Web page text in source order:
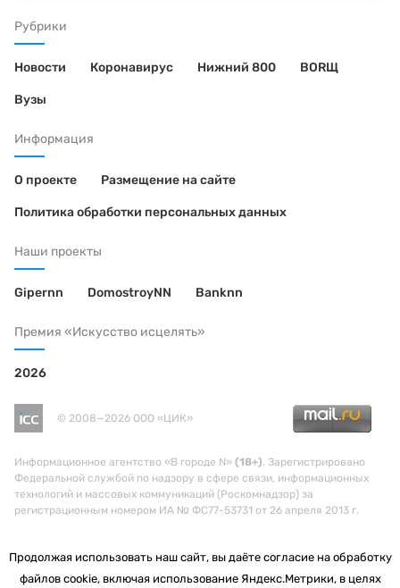
Рубрики
Новости Коронавирус Нижний 800 BORЩ
Вузы
Информация
О проекте Размещение на сайте
Политика обработки персональных данных
Наши проекты
Gipernn DomostroyNN Banknn
Премия «Искусство исцелять»
2026
© 2008—2026 ООО «ЦИК»
Информационное агентство «В городе N» (18+). Зарегистрировано
Федеральной службой по надзору в сфере связи, информационных
технологий и массовых коммуникаций (Роскомнадзор) за
регистрационным номером ИА № ФС77-53731 от 26 апреля 2013 г.
Продолжая использовать наш сайт, вы даёте согласие на обработку
файлов cookie, включая использование Яндекс.Метрики, в целях